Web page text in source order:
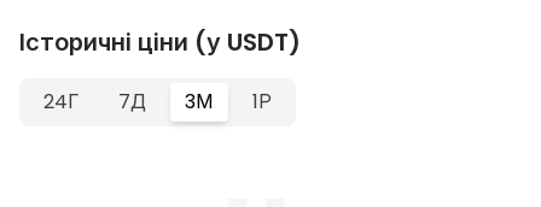
Історичні ціни (у USDT)
24Г 7Д 3М 1Р